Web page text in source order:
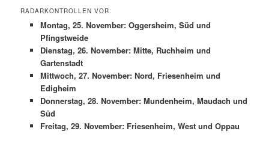
RADARKONTROLLEN VOR:
Montag, 25. November: Oggersheim, Süd und
Pfingstweide
Dienstag, 26. November: Mitte, Ruchheim und
Gartenstadt
Mittwoch, 27. November: Nord, Friesenheim und
Edigheim
Donnerstag, 28. November: Mundenheim, Maudach und
Süd
Freitag, 29. November: Friesenheim, West und Oppau